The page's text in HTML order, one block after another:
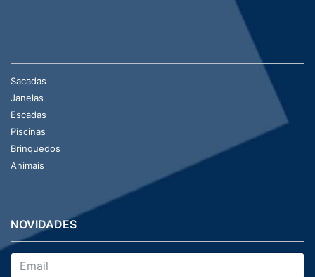
Sacadas
Janelas
Escadas
Piscinas
Brinquedos
Animais
NOVIDADES